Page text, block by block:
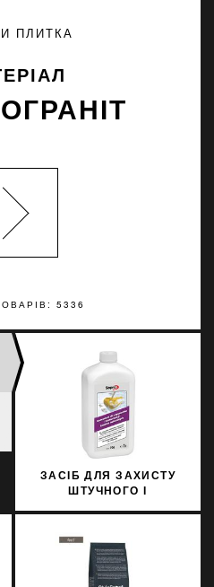
5336
ПЛИТКА
ЗАСІБ ДЛЯ ЗАХИСТУ
ШТУЧНОГО І
706/1 1Л